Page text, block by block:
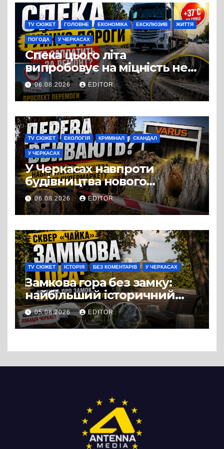
виробництвом м’яса птиці
TV СЮЖЕТ ГОЛОВНЕ ЕКОНОМІКА ЕКСКЛЮЗИВ ЖИТТЯ
ПОГОДА У ЧЕРКАСАХ
Спека цього літа
випробовує на міцність не
лише людей, а й дороги
Черкас
06.08.2026 EDITOR
TV СЮЖЕТ ЕКОЛОГІЯ КРИМІНАЛ СКАНДАЛ
У ЧЕРКАСАХ
У Черкасах навпроти
будівництва нового
супермаркету VARUS на
проспекті Перемоги всохли
дерева. І це навряд чи
можна назвати
випадковістю
06.08.2026 EDITOR
TV СЮЖЕТ ІСТОРІЯ БЕЗ КОМЕНТАРІВ У ЧЕРКАСАХ
Замкова гора без замку:
найбільший історичний
міф Черкас
05.08.2026 EDITOR